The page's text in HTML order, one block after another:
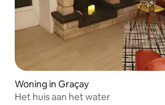
Woning in Graçay
Het huis aan het water